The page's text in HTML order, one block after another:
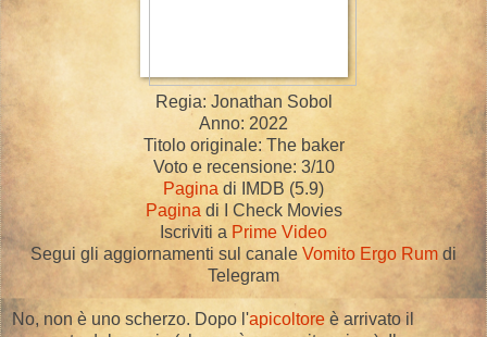
Regia: Jonathan Sobol
Anno: 2022
Titolo originale: The baker
Voto e recensione: 3/10
Pagina di IMDB (5.9)
Pagina di I Check Movies
Iscriviti a Prime Video
Segui gli aggiornamenti sul canale Vomito Ergo Rum di
Telegram
No, non è uno scherzo. Dopo l'apicoltore è arrivato il